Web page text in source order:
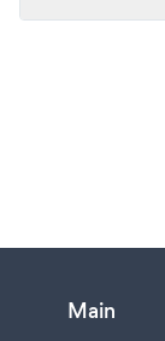
Main